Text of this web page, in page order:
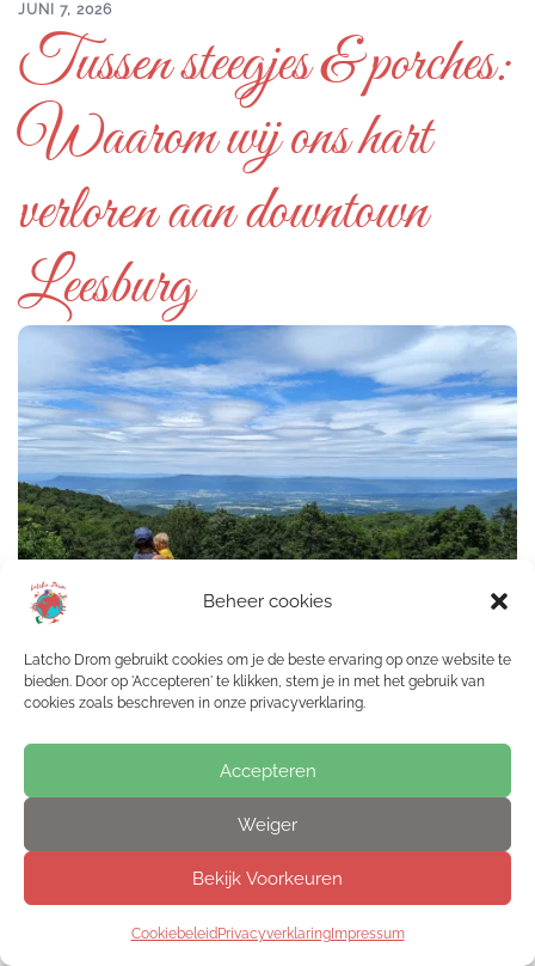
Beheer cookies
Latcho Drom gebruikt cookies om je de beste ervaring op onze website te
bieden. Door op 'Accepteren' te klikken, stem je in met het gebruik van
cookies zoals beschreven in onze privacyverklaring.
Accepteren
Weiger
Bekijk Voorkeuren
CookiebeleidPrivacyverklaringImpressum
JUNI 7, 2026
Tussen steegjes & porches:
Waarom wij ons hart
verloren aan downtown
Leesburg
Een nieuwe blik op de
wereld